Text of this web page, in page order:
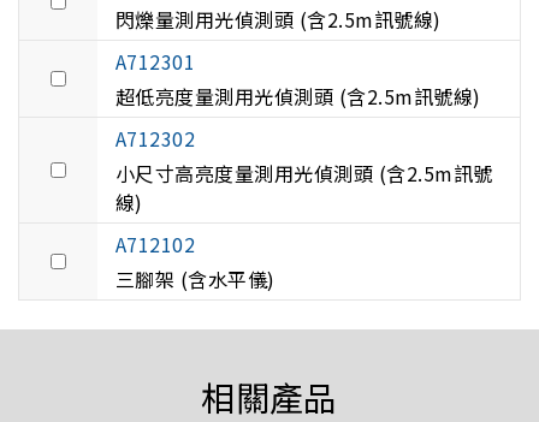
閃爍量測用光偵測頭 (含2.5m訊號線)
A712301
超低亮度量測用光偵測頭 (含2.5m訊號線)
A712302
小尺寸高亮度量測用光偵測頭 (含2.5m訊號
線)
A712102
三腳架 (含水平儀)
相關產品